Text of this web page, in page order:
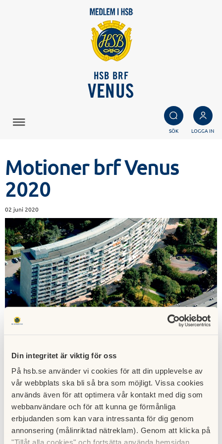
Din integritet är viktig för oss
På hsb.se använder vi cookies för att din upplevelse av
vår webbplats ska bli så bra som möjligt. Vissa cookies
används även för att optimera vår kontakt med dig som
webbanvändare och för att kunna ge förmånliga
erbjudanden som kan vara intressanta för dig genom
annonsering (målinriktad nätreklam). Genom att klicka på
HSB BRF
VENUS
SÖK LOGGA IN
Motioner brf Venus
2020
02 juni 2020
Inför årets föreningsstämma mottog föreningen 3 st
motioner.
Förutom att de även finns med i kallelsen som är boende
tillhanda i vecka 24 tillsammans med poströstningen som
sker då vi följer det regelverk regeringen beslutat om kring